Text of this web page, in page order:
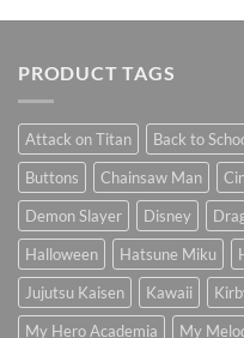
PRODUCT TAGS
Attack on Titan Back to
Buttons
Chainsaw Man
Demon Slayer
Disney
Halloween
Hatsune Miku
Jujutsu Kaisen
Kawaii
My Hero Academia
My